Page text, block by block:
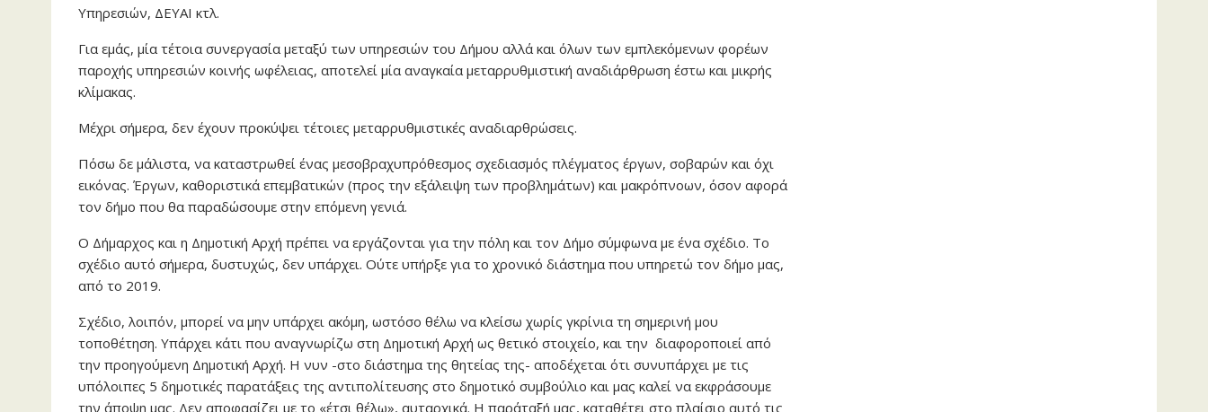
Υπηρεσιών, ΔΕΥΑΙ κτλ.
Για εμάς, μία τέτοια συνεργασία μεταξύ των υπηρεσιών του Δήμου αλλά και όλων των εμπλεκόμενων φορέων
παροχής υπηρεσιών κοινής ωφέλειας, αποτελεί μία αναγκαία μεταρρυθμιστική αναδιάρθρωση έστω και μικρής
κλίμακας.
Μέχρι σήμερα, δεν έχουν προκύψει τέτοιες μεταρρυθμιστικές αναδιαρθρώσεις.
Πόσω δε μάλιστα, να καταστρωθεί ένας μεσοβραχυπρόθεσμος σχεδιασμός πλέγματος έργων, σοβαρών και όχι
εικόνας. Έργων, καθοριστικά επεμβατικών (προς την εξάλειψη των προβλημάτων) και μακρόπνοων, όσον αφορά
τον δήμο που θα παραδώσουμε στην επόμενη γενιά.
Ο Δήμαρχος και η Δημοτική Αρχή πρέπει να εργάζονται για την πόλη και τον Δήμο σύμφωνα με ένα σχέδιο. Το
σχέδιο αυτό σήμερα, δυστυχώς, δεν υπάρχει. Ούτε υπήρξε για το χρονικό διάστημα που υπηρετώ τον δήμο μας,
από το 2019.
Σχέδιο, λοιπόν, μπορεί να μην υπάρχει ακόμη, ωστόσο θέλω να κλείσω χωρίς γκρίνια τη σημερινή μου
τοποθέτηση. Υπάρχει κάτι που αναγνωρίζω στη Δημοτική Αρχή ως θετικό στοιχείο, και την διαφοροποιεί από
την προηγούμενη Δημοτική Αρχή. Η νυν -στο διάστημα της θητείας της- αποδέχεται ότι συνυπάρχει με τις
υπόλοιπες 5 δημοτικές παρατάξεις της αντιπολίτευσης στο δημοτικό συμβούλιο και μας καλεί να εκφράσουμε
την άποψη μας. Δεν αποφασίζει με το «έτσι θέλω», αυταρχικά. Η παράταξή μας, καταθέτει στο πλαίσιο αυτό τις